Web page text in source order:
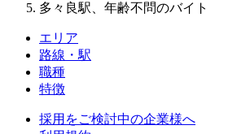
多々良駅、年齢不問のバイト
エリア
路線・駅
職種
特徴
採用をご検討中の企業様へ